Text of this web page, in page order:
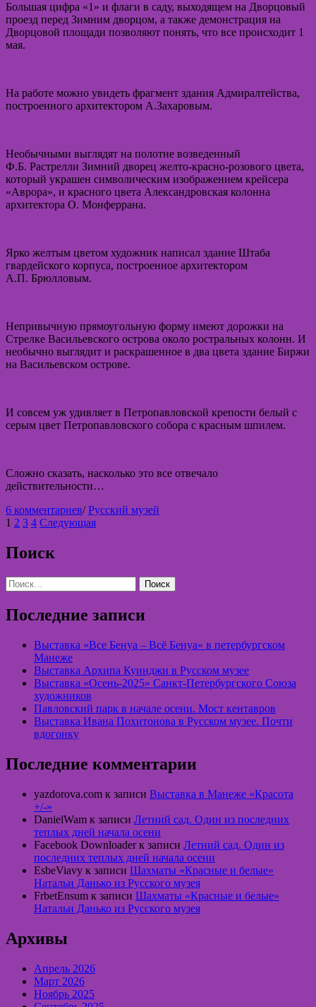
Большая цифра «1» и флаги в саду, выходящем на Дворцовый
проезд перед Зимним дворцом, а также демонстрация на
Дворцовой площади позволяют понять, что все происходит 1
мая.
На работе можно увидеть фрагмент здания Адмиралтейства,
построенного архитектором А.Захаровым.
Необычными выглядят на полотне возведенный
Ф.Б. Растрелли Зимний дворец желто-красно-розового цвета,
который украшен символическим изображением крейсера
«Аврора», и красного цвета Александровская колонна
архитектора О. Монферрана.
Ярко желтым цветом художник написал здание Штаба
гвардейского корпуса, построенное архитектором
А.П. Брюлловым.
Непривычную прямоугольную форму имеют дорожки на
Стрелке Васильевского острова около ростральных колонн. И
необычно выглядит и раскрашенное в два цвета здание Биржи
на Васильевском острове.
И совсем уж удивляет в Петропавловской крепости белый с
серым цвет Петропавловского собора с красным шпилем.
Сложно сказать, насколько это все отвечало
действительности…
6 комментариевк
записи
Купцова
«АНТ-20
Горький»»
/ Русский музей
Пагинация
записей
1 2 3 4 Следующая
Поиск
Найти:
Последние записи
Выставка «Все Бенуа – Всё Бенуа» в петербургском
Манеже
Выставка Архипа Куинджи в Русском музее
Выставка «Осень-2025» Санкт-Петербургского Союза
художников
Павловский парк в начале осени. Мост кентавров
Выставка Ивана Похитонова в Русском музее. Почти
вдогонку
Последние комментарии
yazdorova.com к записи Выставка в Манеже «Красота
+/-»
DanielWam к записи Летний сад. Один из последних
теплых дней начала осени
Facebook Downloaderк записи Летний сад. Один из
последних теплых дней начала осени
EsbeViavy к записи Шахматы «Красные и белые»
Натальи Данько из Русского музея
FrbetEnsum к записи Шахматы «Красные и белые»
Натальи Данько из Русского музея
Архивы
Апрель 2026
Март 2026
Ноябрь 2025